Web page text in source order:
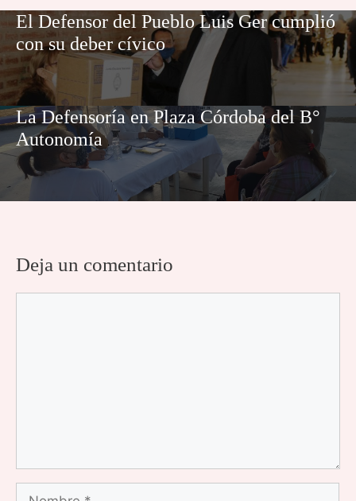
El Defensor del Pueblo Luis Ger cumplió
con su deber cívico
La Defensoría en Plaza Córdoba del B°
Autonomía
Deja un comentario